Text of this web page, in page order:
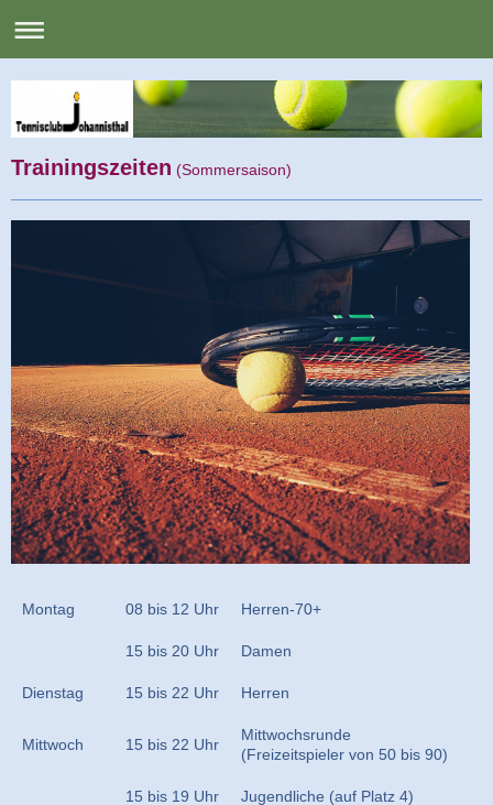
Trainingszeiten (Sommersaison)
Montag 08 bis 12 Uhr Herren-70+
15 bis 20 Uhr Damen
Dienstag 15 bis 22 Uhr Herren
Mittwoch 15 bis 22 Uhr
Mittwochsrunde
(Freizeitspieler von 50 bis 90)
15 bis 19 Uhr Jugendliche (auf Platz 4)